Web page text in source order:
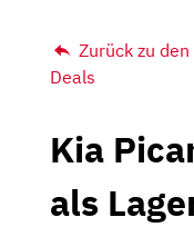
Zurück zu den
Deals
Kia
als